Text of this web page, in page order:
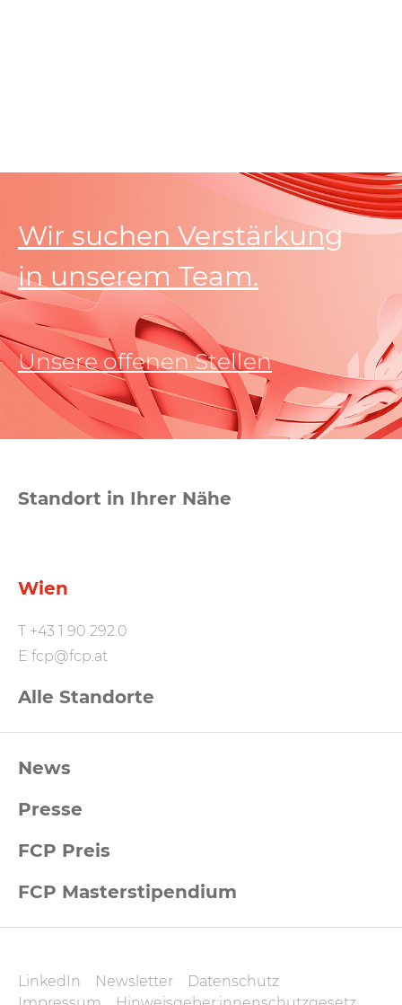
Wir suchen Verstärkung
in unserem Team.
Unsere offenen Stellen
Standort in Ihrer Nähe
Wien
T +43 1 90 292.0
E fcp@fcp.at
Alle Standorte
Footernavigation
News
Presse
FCP Preis
FCP Masterstipendium
FCP
LinkedIn Newsletter
Datenschutz